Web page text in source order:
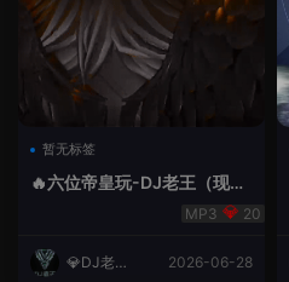
暂无标签
🔥六位帝皇玩-DJ老王（现场
20
💎DJ老王
2026-06-28